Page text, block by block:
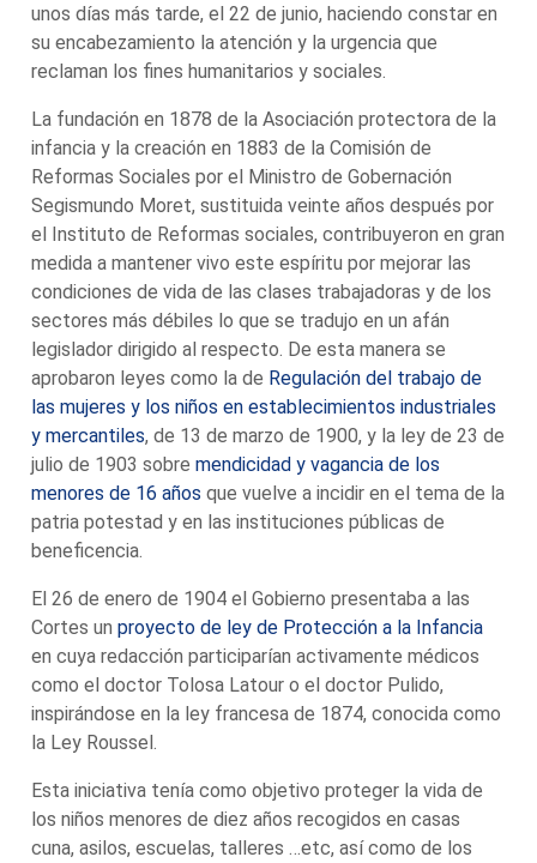
unos días más tarde, el 22 de junio, haciendo constar en
su encabezamiento la atención y la urgencia que
reclaman los fines humanitarios y sociales.
La fundación en 1878 de la Asociación protectora de la
infancia y la creación en 1883 de la Comisión de
Reformas Sociales por el Ministro de Gobernación
Segismundo Moret, sustituida veinte años después por
el Instituto de Reformas sociales, contribuyeron en gran
medida a mantener vivo este espíritu por mejorar las
condiciones de vida de las clases trabajadoras y de los
sectores más débiles lo que se tradujo en un afán
legislador dirigido al respecto. De esta manera se
aprobaron leyes como la de Regulación del trabajo de
las mujeres y los niños en establecimientos industriales
y mercantiles, de 13 de marzo de 1900, y la ley de 23 de
julio de 1903 sobremendicidad y vagancia de los
menores de 16 años que vuelve a incidir en el tema de la
patria potestad y en las instituciones públicas de
beneficencia.
El 26 de enero de 1904 el Gobierno presentaba a las
Cortes unproyecto de ley de Protección a la Infancia
en cuya redacción participarían activamente médicos
como el doctor Tolosa Latour o el doctor Pulido,
inspirándose en la ley francesa de 1874, conocida como
la Ley Roussel.
Esta iniciativa tenía como objetivo proteger la vida de
los niños menores de diez años recogidos en casas
cuna, asilos, escuelas, talleres …etc, así como de los